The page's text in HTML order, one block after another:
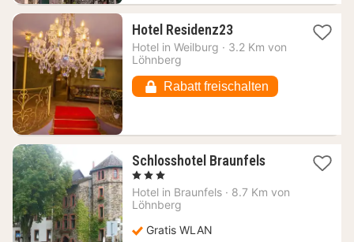
Hotel Residenz231
Nacht
€
Hotel in Weilburg · 3.2 Km von
Löhnberg
Rabatt freischalten
Schlosshotel Braunfels1
ab
, 3 Sterne
Hotel in Braunfels · 8.7 Km von
Löhnberg
Gratis WLAN